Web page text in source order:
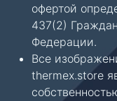
офертой
437(2)
Федерации.
Все
thermex.store